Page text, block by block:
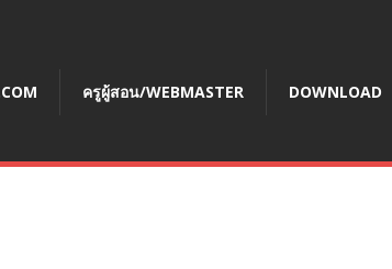
ครูผู้สอน/WEBMASTER DOWNLOAD